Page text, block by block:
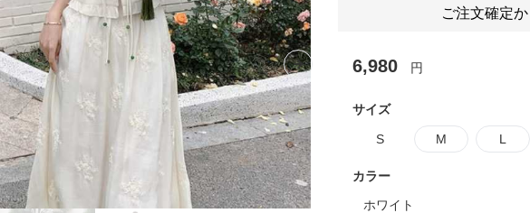
Next slide
ご注文確定
6,980 円
サイズ
S M L
カラー
ホワイト